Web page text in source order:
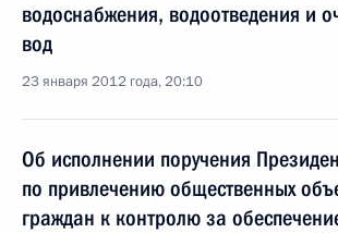
водоснабжения, водоотведения и
вод
23 января 2012 года, 20:10
Об исполнении поручения
по привлечению общественных
граждан к контролю за